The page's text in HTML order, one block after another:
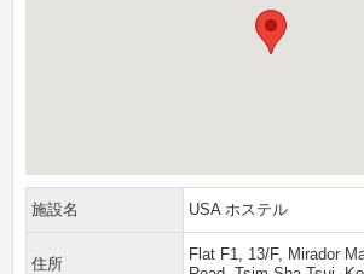
施設名 USA ホステル
住所
Flat F1, 13/F, Mirador